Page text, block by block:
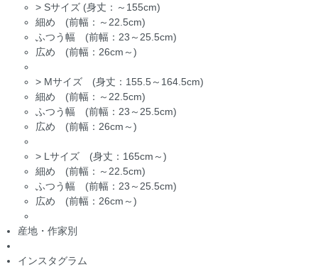
> Sサイズ (身丈：～155cm)
細め (前幅：～22.5cm)
ふつう幅 (前幅：23～25.5cm)
広め (前幅：26cm～)
> Mサイズ (身丈：155.5～164.5cm)
細め (前幅：～22.5cm)
ふつう幅 (前幅：23～25.5cm)
広め (前幅：26cm～)
> Lサイズ (身丈：165cm～)
細め (前幅：～22.5cm)
ふつう幅 (前幅：23～25.5cm)
広め (前幅：26cm～)
産地・作家別
インスタグラム